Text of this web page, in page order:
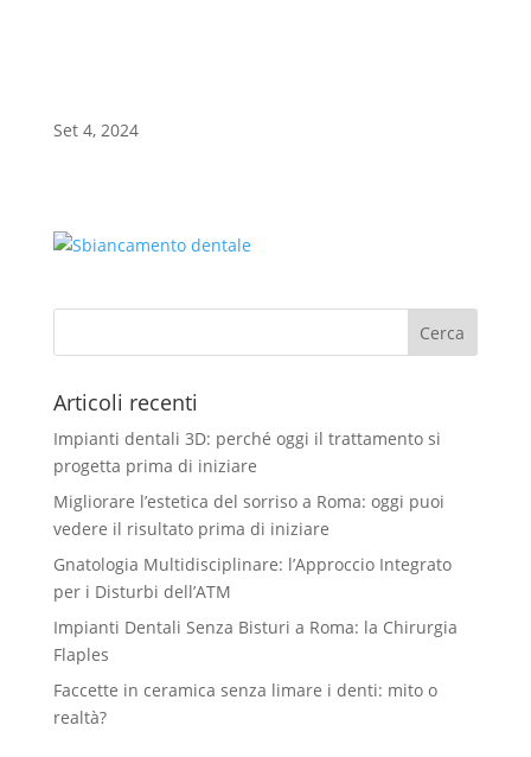
Set 4, 2024
Articoli recenti
Impianti dentali 3D: perché oggi il trattamento si
progetta prima di iniziare
Migliorare l’estetica del sorriso a Roma: oggi puoi
vedere il risultato prima di iniziare
Gnatologia Multidisciplinare: l’Approccio Integrato
per i Disturbi dell’ATM
Impianti Dentali Senza Bisturi a Roma: la Chirurgia
Flaples
Faccette in ceramica senza limare i denti: mito o
realtà?